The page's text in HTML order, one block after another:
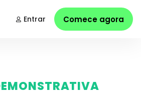
Entrar Comece agora